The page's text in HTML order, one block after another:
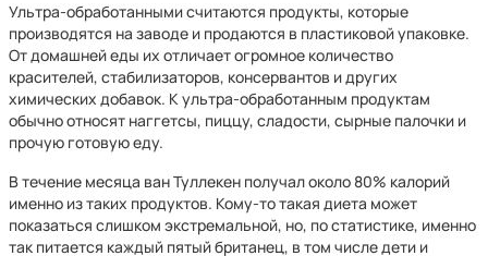
Ультра-обработанными считаются продукты, которые
производятся на заводе и продаются в пластиковой упаковке.
От домашней еды их отличает огромное количество
красителей, стабилизаторов, консервантов и других
химических добавок. К ультра-обработанным продуктам
обычно относят наггетсы, пиццу, сладости, сырные палочки и
прочую готовую еду.
В течение месяца ван Туллекен получал около 80% калорий
именно из таких продуктов. Кому-то такая диета может
показаться слишком экстремальной, но, по статистике, именно
так питается каждый пятый британец, в том числе дети и